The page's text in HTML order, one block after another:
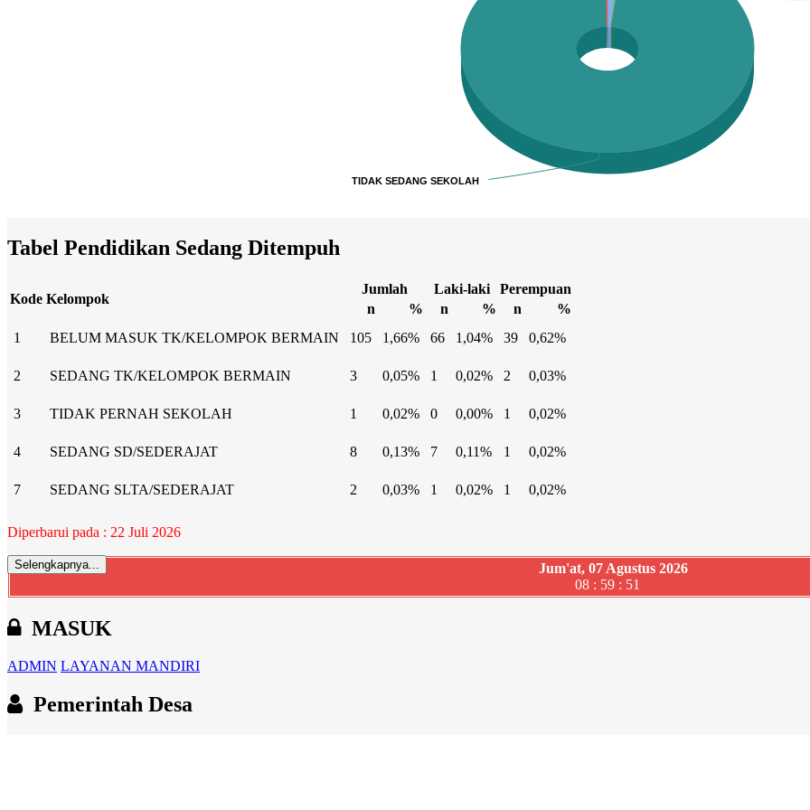
TIDAK SEDANG SEKOLAH
TIDAK SEDANG SEKOLAH
Tabel Pendidikan Sedang Ditempuh
Kode Kelompok
Jumlah Laki-laki
Perempuan
n
% n % n
%
1
BELUM MASUK TK/KELOMPOK BERMAIN 105 1,66% 66 1,04% 39 0,62%
2 SEDANG TK/KELOMPOK BERMAIN 3 0,05% 1 0,02% 2 0,03%
3 TIDAK PERNAH SEKOLAH 1 0,02% 0 0,00% 1 0,02%
4 SEDANG SD/SEDERAJAT 8 0,13% 7 0,11% 1 0,02%
7 SEDANG SLTA/SEDERAJAT 2 0,03% 1 0,02% 1 0,02%
Diperbarui pada : 22 Juli 2026
Selengkapnya...
Jum'at, 07 Agustus 2026
08 : 59 : 52
MASUK
ADMIN LAYANAN MANDIRI
Pemerintah Desa